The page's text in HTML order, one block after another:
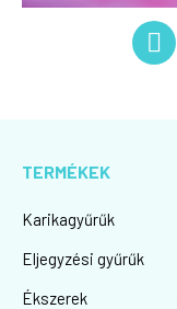
TERMÉKEK
Karikagyűrűk
Eljegyzési gyűrűk
Ékszerek